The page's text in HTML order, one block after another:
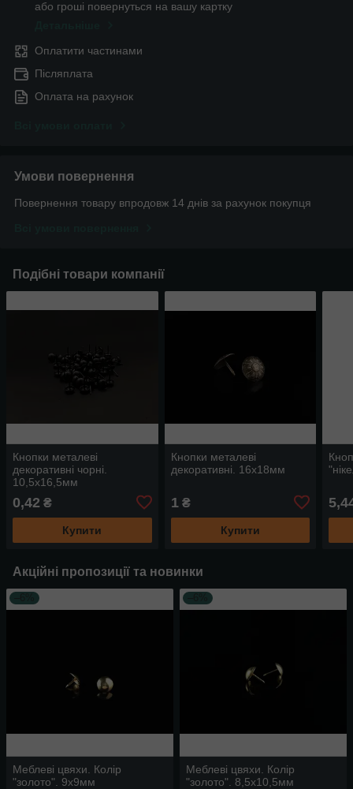
або гроші повернуться на вашу картку
Оплатити частинами
Післяплата
Оплата на рахунок
Умови повернення
Повернення товару впродовж 14 днів за рахунок покупця
Подібні товари компанії
Кнопки металеві
декоративні чорні.
10,5х16,5мм
0,42 ₴
Купити
Кнопки металеві
декоративні. 16х18мм
1₴
Купити
Акційні пропозиції та новинки
Меблеві цвяхи. Колір
"золото". 9х9мм
Меблеві цвяхи. Колір
"золото". 8,5х10,5мм